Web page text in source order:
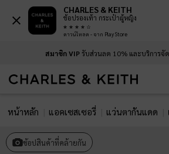
สมาชิก VIPรับส่วนลด 10% และบริการจั
หน้าหลัก แอคเซสเซอรี่ แว่นตากันแดด
ช้อปสินค้าที่คล้ายกัน
CHARLES & KEITH
ช้อปรองเท้า กระเป๋าผู้หญิง
ดาวน์โหลด - จาก Play Store